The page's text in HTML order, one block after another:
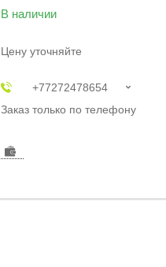
В наличии
Цену уточняйте
+77272478654
Заказ только по телефону